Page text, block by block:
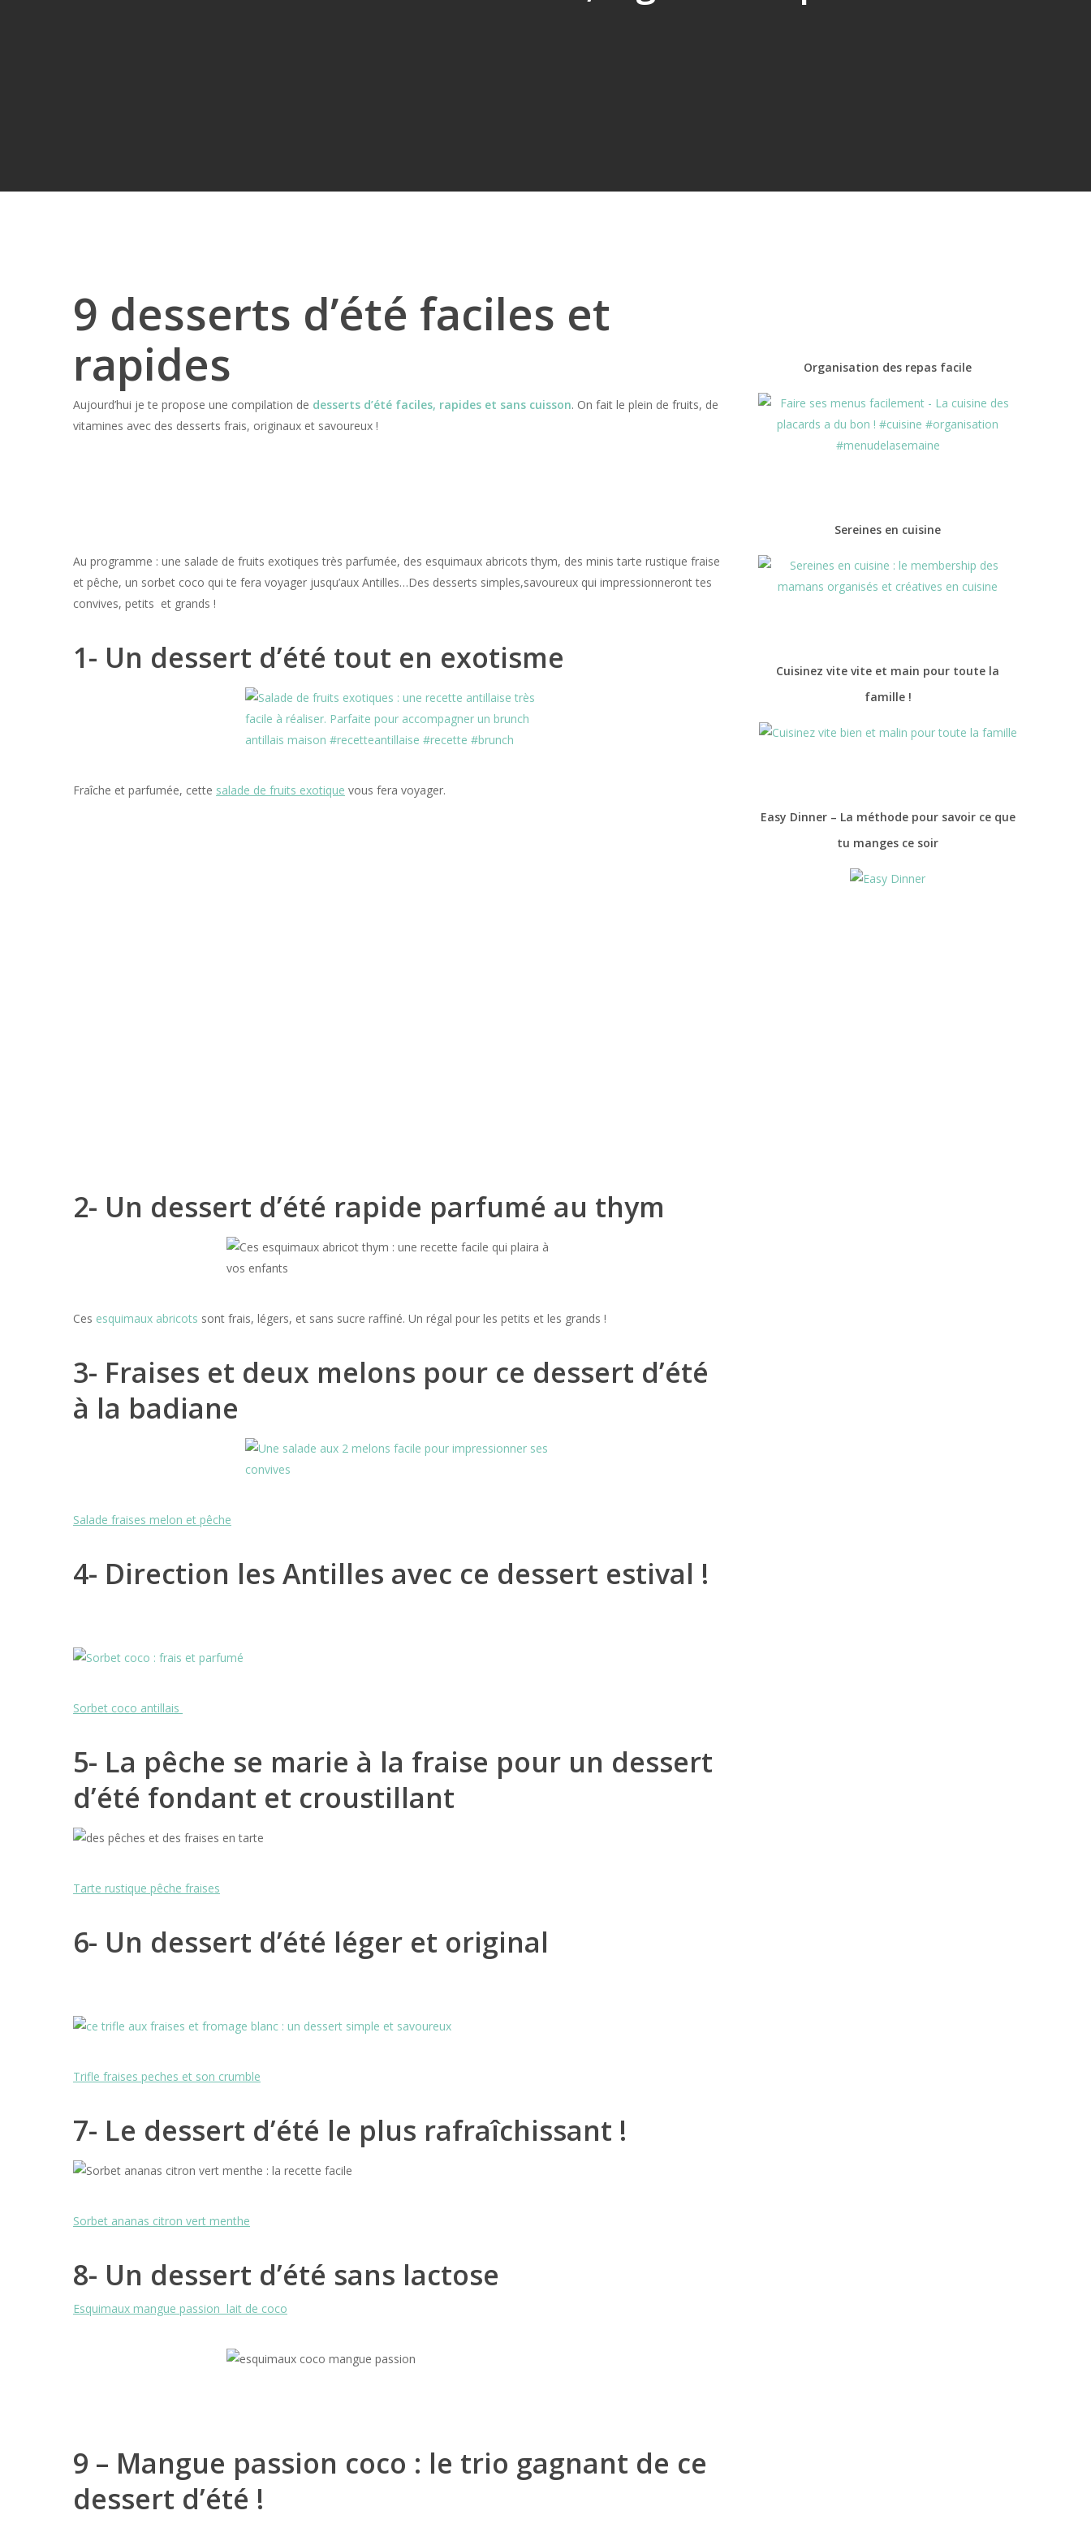
Hit enter to search or ESC to close
9 desserts d’été faciles et
rapides
Aujourd’hui je te propose une compilation de desserts d’été faciles, rapides et sans cuisson. On fait le plein de fruits, de
vitamines avec des desserts frais, originaux et savoureux !
Au programme : une salade de fruits exotiques très parfumée, des esquimaux abricots thym, des minis tarte rustique fraise
et pêche, un sorbet coco qui te fera voyager jusqu’aux Antilles…Des desserts simples,savoureux qui impressionneront tes
convives, petits et grands !
1- Un dessert d’été tout en exotisme
Fraîche et parfumée, cette salade de fruits exotique vous fera voyager.
2- Un dessert d’été rapide parfumé au thym
Ces esquimaux abricots sont frais, légers, et sans sucre raffiné. Un régal pour les petits et les grands !
3- Fraises et deux melons pour ce dessert d’été
à la badiane
Salade fraises melon et pêche
4- Direction les Antilles avec ce dessert estival !
Sorbet coco antillais
5- La pêche se marie à la fraise pour un dessert
d’été fondant et croustillant
Tarte rustique pêche fraises
6- Un dessert d’été léger et original
Trifle fraises peches et son crumble
7- Le dessert d’été le plus rafraîchissant !
Sorbet ananas citron vert menthe
8- Un dessert d’été sans lactose
Esquimaux mangue passion lait de coco
9 – Mangue passion coco : le trio gagnant de ce
dessert d’été !
Organisation des repas facile
Sereines en cuisine
Cuisinez vite vite et main pour toute la
famille !
Easy Dinner – La méthode pour savoir ce que
tu manges ce soir